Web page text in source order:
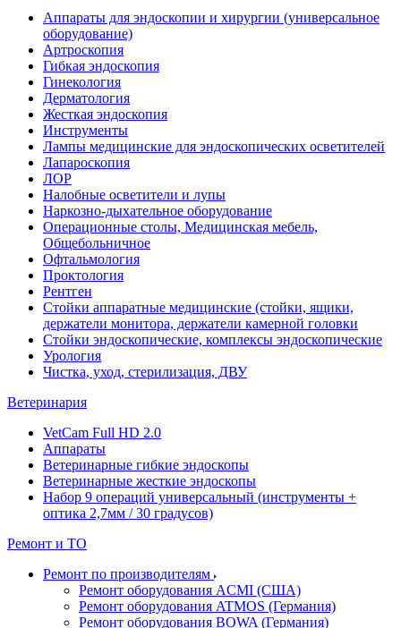
Аппараты для эндоскопии и хирургии (универсальное
оборудование)
Артроскопия
Гибкая эндоскопия
Гинекология
Дерматология
Жесткая эндоскопия
Инструменты
Лампы медицинские для эндоскопических осветителей
Лапароскопия
ЛОР
Налобные осветители и лупы
Наркозно-дыхательное оборудование
Операционные столы, Медицинская мебель,
Общебольничное
Офтальмология
Проктология
Рентген
Стойки аппаратные медицинские (стойки, ящики,
держатели монитора, держатели камерной головки
Стойки эндоскопические, комплексы эндоскопические
Урология
Чистка, уход, стерилизация, ДВУ
Ветеринария
VetCam Full HD 2.0
Аппараты
Ветеринарные гибкие эндоскопы
Ветеринарные жесткие эндоскопы
Набор 9 операций универсальный (инструменты +
оптика 2,7мм / 30 градусов)
Ремонт и ТО
Ремонт по производителям
Ремонт оборудования ACMI (США)
Ремонт оборудования ATMOS (Германия)
Ремонт оборудования BOWA (Германия)